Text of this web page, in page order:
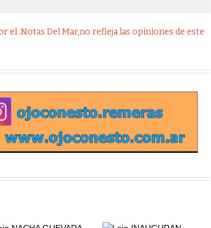
.Notas Del Mar,no refleja las opiniones de este